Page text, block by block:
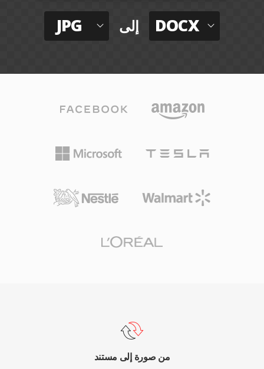
JPG إلى DOCX
من صورة إلى مستند